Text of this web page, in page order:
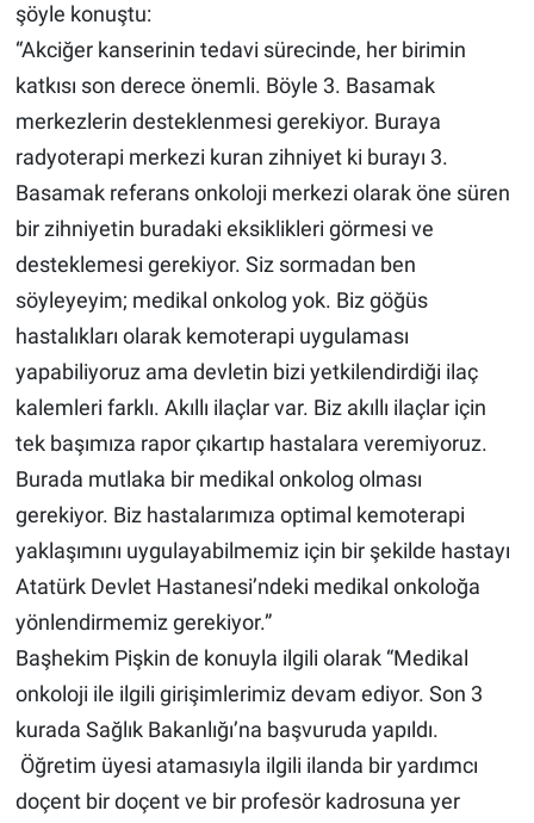
şöyle konuştu:
“Akciğer kanserinin tedavi sürecinde, her birimin
katkısı son derece önemli. Böyle 3. Basamak
merkezlerin desteklenmesi gerekiyor. Buraya
radyoterapi merkezi kuran zihniyet ki burayı 3.
Basamak referans onkoloji merkezi olarak öne süren
bir zihniyetin buradaki eksiklikleri görmesi ve
desteklemesi gerekiyor. Siz sormadan ben
söyleyeyim; medikal onkolog yok. Biz göğüs
hastalıkları olarak kemoterapi uygulaması
yapabiliyoruz ama devletin bizi yetkilendirdiği ilaç
kalemleri farklı. Akıllı ilaçlar var. Biz akıllı ilaçlar için
tek başımıza rapor çıkartıp hastalara veremiyoruz.
Burada mutlaka bir medikal onkolog olması
gerekiyor. Biz hastalarımıza optimal kemoterapi
yaklaşımını uygulayabilmemiz için bir şekilde hastayı
Atatürk Devlet Hastanesi’ndeki medikal onkoloğa
yönlendirmemiz gerekiyor.”
Başhekim Pişkin de konuyla ilgili olarak “Medikal
onkoloji ile ilgili girişimlerimiz devam ediyor. Son 3
kurada Sağlık Bakanlığı’na başvuruda yapıldı.
Öğretim üyesi atamasıyla ilgili ilanda bir yardımcı
doçent bir doçent ve bir profesör kadrosuna yer